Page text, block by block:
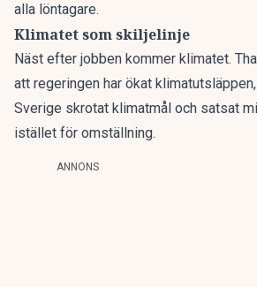
alla löntagare.
Klimatet som skiljelinje
Näst efter jobben kommer klimatet.
att regeringen har ökat
Sverige skrotat klimatmål och satsat
istället för omställning.
ANNONS